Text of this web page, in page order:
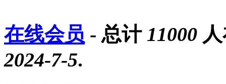
在线会员 - 总计 11000
2024-7-5.